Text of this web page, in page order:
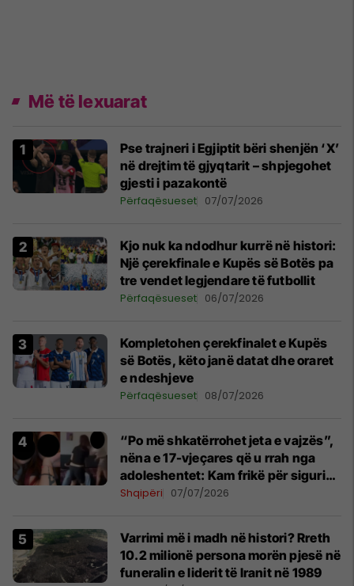
Më të lexuarat
Pse trajneri i Egjiptit bëri shenjën ‘X’
në drejtim të gjyqtarit – shpjegohet
gjesti i pazakontë
Përfaqësueset 07/07/2026
Kjo nuk ka ndodhur kurrë në histori:
Një çerekfinale e Kupës së Botës pa
tre vendet legjendare të futbollit
Përfaqësueset 06/07/2026
Kompletohen çerekfinalet e Kupës
së Botës, këto janë datat dhe oraret
e ndeshjeve
Përfaqësueset 08/07/2026
“Po më shkatërrohet jeta e vajzës”,
nëna e 17-vjeçares që u rrah nga
adoleshentet: Kam frikë për sigurinë
e fëmijëve
Shqipëri 07/07/2026
Varrimi më i madh në histori? Rreth
10.2 milionë persona morën pjesë në
funeralin e liderit të Iranit në 1989